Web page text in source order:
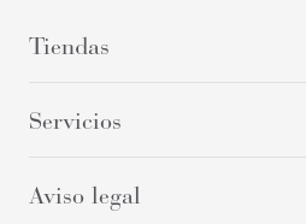
Tiendas
Servicios
Aviso legal